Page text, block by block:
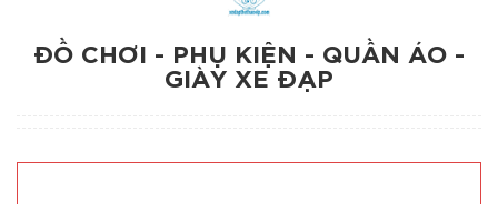
ĐỒ CHƠI - PHỤ KIỆN - QUẦN ÁO -
GIÀY XE ĐẠP